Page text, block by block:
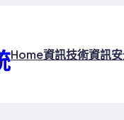
Home資訊技術資訊